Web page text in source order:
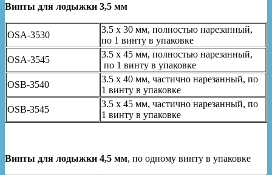
Винты для лодыжки 3,5 мм
OSA-3530
3.5 x 30 мм, полностью нарезанный,
по 1 винту в упаковке
OSA-3545
3.5 x 45 мм, полностью нарезанный,
по 1 винту в упаковке
OSВ-3540
3.5 x 40 мм, частично нарезанный, по
1 винту в упаковке
OSВ-3545
3.5 x 45 мм, частично нарезанный, по
1 винту в упаковке
Винты для лодыжки 4,5 мм, по одному винту в упаковке